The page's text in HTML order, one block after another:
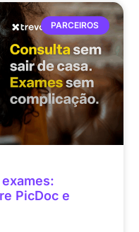
PARCEIROS
PicDoc e